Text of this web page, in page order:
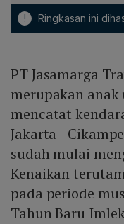
! Ringkasan ini
PT Jasamarga
merupakan anak
mencatat
Jakarta -
sudah mulai
Kenaikan
pada periode
Tahun Baru